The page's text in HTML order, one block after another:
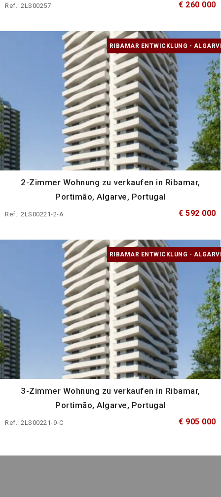
Ref.: 2LS00257 € 260 000
RIBAMAR ENTWICKLUNG -
2-Zimmer Wohnung zu verkaufen in Ribamar,
Portimão, Algarve, Portugal
Ref.: 2LS00221-2-A € 592 000
RIBAMAR ENTWICKLUNG -
3-Zimmer Wohnung zu verkaufen in Ribamar,
Portimão, Algarve, Portugal
Ref.: 2LS00221-9-C € 905 000